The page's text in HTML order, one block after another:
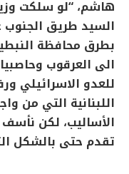
هاشم، “لو سلكت
السيد طريق الجنوب
بطرق محافظة
الى العرقوب
للعدو الاسرائيلي
اللبنانية التي من
الأساليب، لكن نأسف
تقدم حتى بالشكل